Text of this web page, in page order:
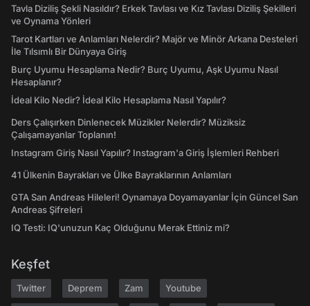
Tavla Diziliş Şekli Nasıldır? Erkek Tavlası ve Kız Tavlası Diziliş Şekilleri
ve Oynama Yönleri
Tarot Kartları ve Anlamları Nelerdir? Majör ve Minör Arkana Desteleri
İle Tılsımlı Bir Dünyaya Giriş
Burç Uyumu Hesaplama Nedir? Burç Uyumu, Aşk Uyumu Nasıl
Hesaplanır?
İdeal Kilo Nedir? İdeal Kilo Hesaplama Nasıl Yapılır?
Ders Çalışırken Dinlenecek Müzikler Nelerdir? Müziksiz
Çalışamayanlar Toplanın!
Instagram Giriş Nasıl Yapılır? Instagram'a Giriş İşlemleri Rehberi
41 Ülkenin Bayrakları ve Ülke Bayraklarının Anlamları
GTA San Andreas Hileleri! Oynamaya Doyamayanlar İçin Güncel San
Andreas Şifreleri
IQ Testi: IQ'unuzun Kaç Olduğunu Merak Ettiniz mi?
Keşfet
Twitter Deprem Zam Youtube